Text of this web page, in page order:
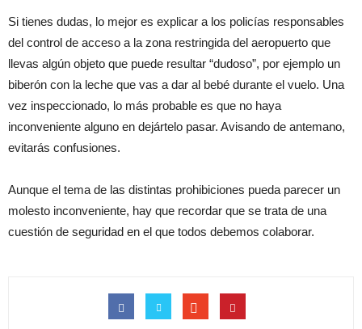
Si tienes dudas, lo mejor es explicar a los policías responsables
del control de acceso a la zona restringida del aeropuerto que
llevas algún objeto que puede resultar “dudoso”, por ejemplo un
biberón con la leche que vas a dar al bebé durante el vuelo. Una
vez inspeccionado, lo más probable es que no haya
inconveniente alguno en dejártelo pasar. Avisando de antemano,
evitarás confusiones.
Aunque el tema de las distintas prohibiciones pueda parecer un
molesto inconveniente, hay que recordar que se trata de una
cuestión de seguridad en el que todos debemos colaborar.